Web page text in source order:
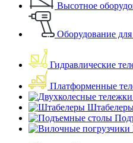
Высотное
Оборудование
Гидравлические
Платформенные